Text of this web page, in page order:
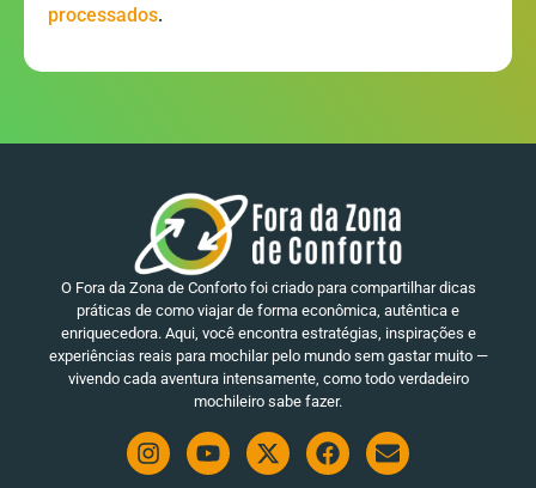
processados.
O Fora da Zona de Conforto foi criado para compartilhar dicas
práticas de como viajar de forma econômica, autêntica e
enriquecedora. Aqui, você encontra estratégias, inspirações e
experiências reais para mochilar pelo mundo sem gastar muito —
vivendo cada aventura intensamente, como todo verdadeiro
mochileiro sabe fazer.